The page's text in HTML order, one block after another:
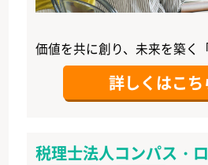
価値を共に創り、未来を築く
詳しくはこち
税理士法人コンパス・